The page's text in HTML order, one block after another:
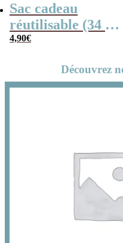
Sac cadeau
réutilisable (34 x
42 x cm) et sa
pour cette année
4,90€
Découvrez